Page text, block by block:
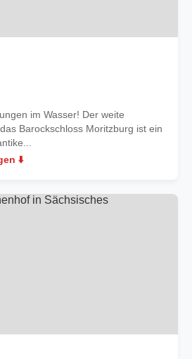
im Wasser! Der weite
Barockschloss Moritzburg ist ein
⬇️